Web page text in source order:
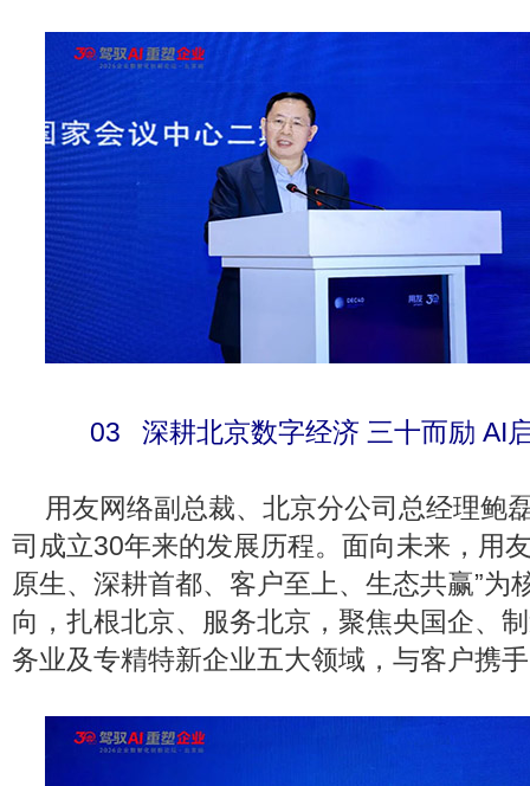
03 深耕北京数字经济 三十而励 AI
用友网络副总裁、北京分公司总经理鲍
司成立30年来的发展历程。面向未来，用
原生、深耕首都、客户至上、生态共赢”为
向，扎根北京、服务北京，聚焦央国企、
务业及专精特新企业五大领域，与客户携